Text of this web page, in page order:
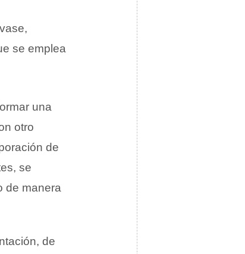
se emplea
una
otro
de
se
de manera
de